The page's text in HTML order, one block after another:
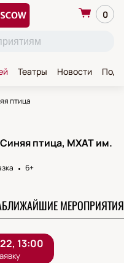
0
Театры Новости
птица
птица, МХАТ им.
6+
БЛИЖАЙШИЕ МЕРОПРИЯТИЯ